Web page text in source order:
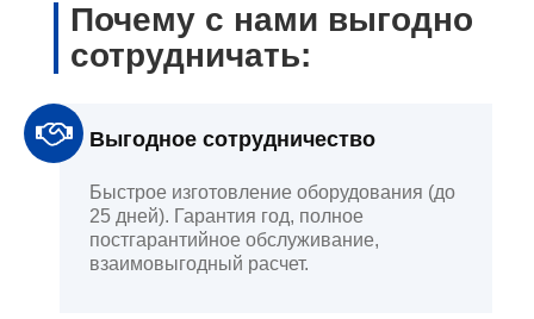
Почему с нами выгодно
сотрудничать:
Выгодное сотрудничество
Быстрое изготовление оборудования (до
25 дней). Гарантия год, полное
постгарантийное обслуживание,
взаимовыгодный расчет.